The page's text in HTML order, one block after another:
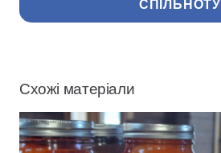
СПІЛЬНОТУ
Схожі матеріали